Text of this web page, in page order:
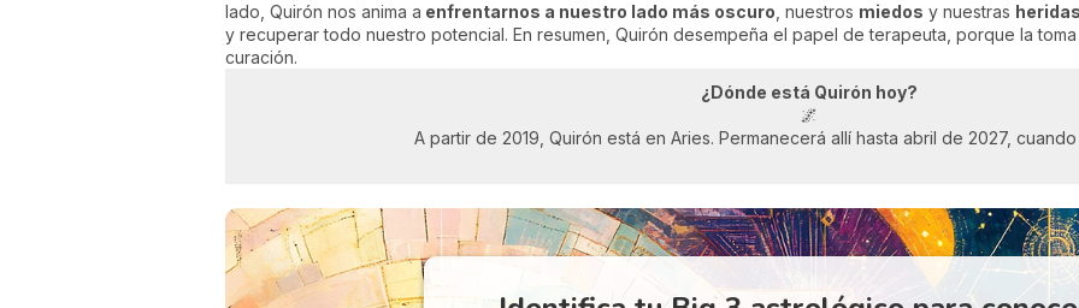
lado, Quirón nos anima a enfrentarnos a nuestro lado más oscuro , nuestros miedos y nuestras
y recuperar todo nuestro potencial. En resumen, Quirón desempeña el papel de terapeuta, porque la
curación.
¿Dónde está Quirón hoy?
🌌
A partir de 2019, Quirón está en Aries. Permanecerá allí hasta abril de 2027,